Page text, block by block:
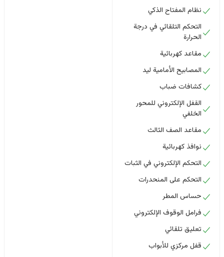
نظام المفتاح الذكي
التحكم التلقائي في درجة
الحرارة
مقاعد كهربائية
المصابيح الأمامية ليد
كشافات ضباب
القفل الإلكتروني للمحور
الخلفي
مقاعد الصف الثالث
نوافذ كهربائية
التحكم الإلكتروني في الثبات
التحكم على المنحدرات
حساس المطر
فرامل الوقوف الإلكتروني
تعليق تلقائي
قفل مركزي للأبواب